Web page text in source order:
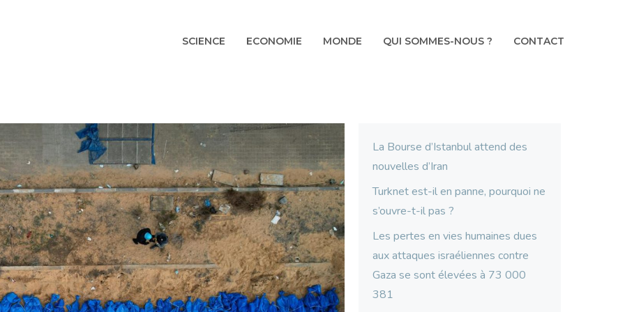
SCIENCE ECONOMIE MONDE QUI SOMMES-NOUS ? CONTACT
La Bourse d’Istanbul attend des
nouvelles d’Iran
Turknet est-il en panne, pourquoi ne
s’ouvre-t-il pas ?
Les pertes en vies humaines dues
aux attaques israéliennes contre
Gaza se sont élevées à 73 000
381